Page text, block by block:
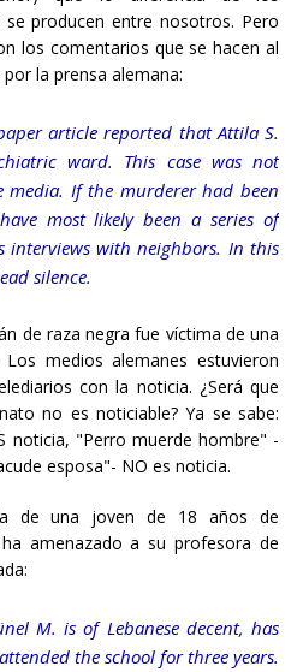
producen entre nosotros. Pero
los comentarios que se hacen al
la prensa alemana:
article reported that Attila S.
ward. This case was not
If the murderer had been
most likely been a series of
interviews with neighbors. In this
silence.
de raza negra fue víctima de una
medios alemanes estuvieron
con la noticia. ¿Será que
no es noticiable? Ya se sabe:
noticia, "Perro muerde hombre" -
esposa"- NO es noticia.
de una joven de 18 años de
amenazado a su profesora de
M. is of Lebanese decent, has
the school for three years.